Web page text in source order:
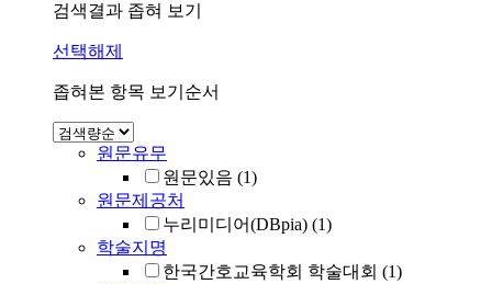
검색결과 좁혀 보기
선택해제
좁혀본 항목 보기순서
원문유무
원문있음 (1)
원문제공처
누리미디어(DBpia) (1)
학술지명
한국간호교육학회 학술대회 (1)